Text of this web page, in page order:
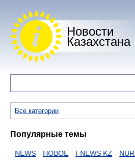
Новости
Казахстана
Все категории
Популярные темы
NEWS НОВОЕ I-NEWS KZ NUR KZ